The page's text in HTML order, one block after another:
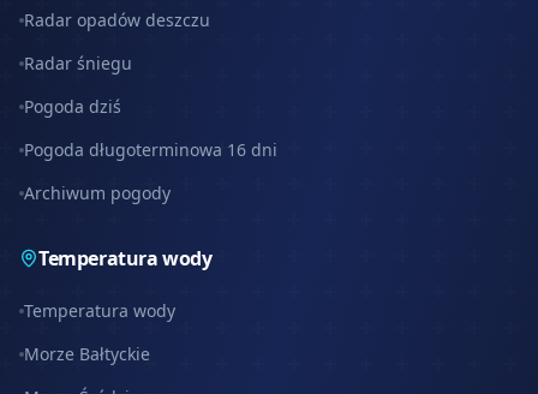
Radar opadów deszczu
Radar śniegu
Pogoda dziś
Pogoda długoterminowa 16 dni
Archiwum pogody
Temperatura wody
Temperatura wody
Morze Bałtyckie